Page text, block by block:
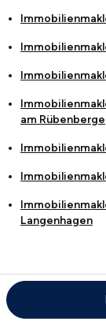
am Rübenberge
Langenhagen
Mietspiegel
Mietspiegel in